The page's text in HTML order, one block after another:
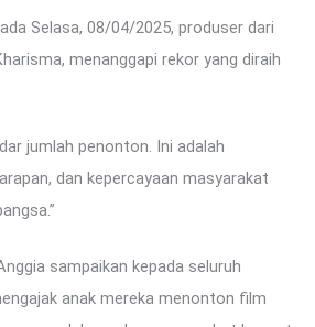
Selasa, 08/04/2025, produser dari
menanggapi rekor yang diraih
jumlah penonton. Ini adalah
dan kepercayaan masyarakat
sampaikan kepada seluruh
anak mereka menonton film